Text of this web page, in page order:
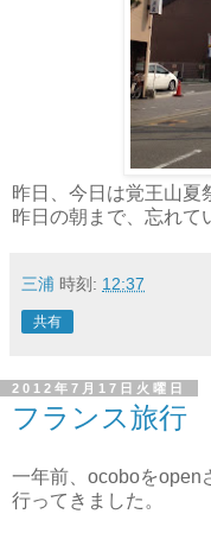
昨日、今日は覚王山夏
昨日の朝まで、忘れて
三浦 時刻: 12:37
共有
2012年7月17日火曜日
フランス旅行
一年前、ocoboをopen
行ってきました。